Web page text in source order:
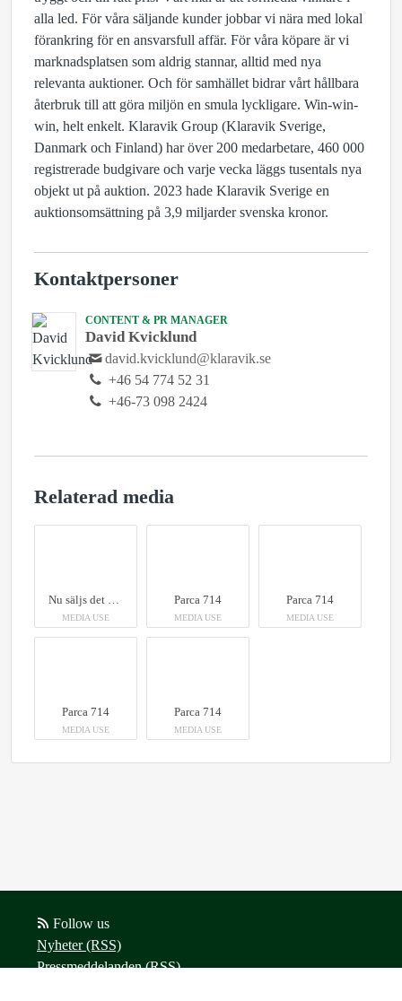
alla led. För våra säljande kunder jobbar vi nära med lokal
förankring för en ansvarsfull affär. För våra köpare är vi
marknadsplatsen som aldrig stannar, alltid med nya
relevanta auktioner. Och för samhället bidrar vårt hållbara
återbruk till att göra miljön en smula lyckligare. Win-win-
win, helt enkelt. Klaravik Group (Klaravik Sverige,
Danmark och Finland) har över 200 medarbetare, 460 000
registrerade budgivare och varje vecka läggs tusentals nya
objekt ut på auktion. 2023 hade Klaravik Sverige en
auktionsomsättning på 3,9 miljarder svenska kronor.
Kontaktpersoner
CONTENT & PR MANAGER
David Kvicklund
david.kvicklund@klaravik.se
+46 54 774 52 31
+46-73 098 2424
Relaterad media
Nu säljs det ovanliga traktor-monstret Parca 714 på Klaravik.
MEDIA USE
Parca 714
MEDIA USE
Parca 714
MEDIA USE
Parca 714
MEDIA USE
Parca 714
MEDIA USE
Follow us
Nyheter (RSS)
Pressmeddelanden (RSS)